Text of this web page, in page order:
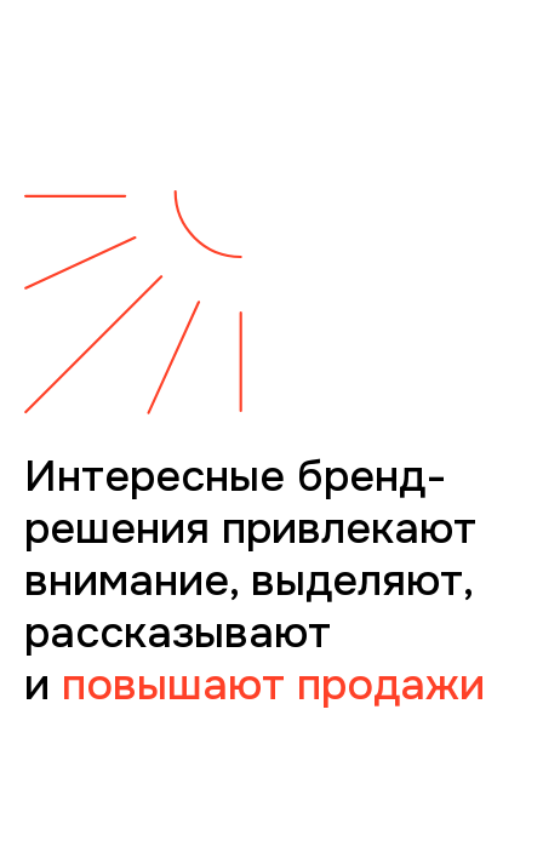
Интересные бренд-
решения привлекают
внимание, выделяют,
рассказывают
и повышают продажи